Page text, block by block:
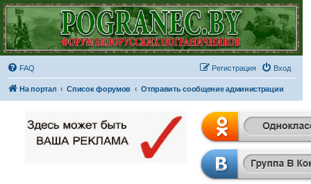
FAQ Вход
Регистрация
На портал Список форумов Отправить сообщение администрации